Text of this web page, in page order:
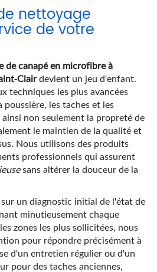
nettoyage
de votre
de canapé en microfibre à
Clairdevient un jeu d'enfant.
techniques les plus avancées
les taches et les
non seulement la propreté de
le maintien de la qualité et
Nous utilisons des produits
professionnels qui assurent
sans altérer la douceur de la
un diagnostic initial de l'état de
minutieusement chaque
zones les plus sollicitées, nous
pour répondre précisément à
d'un entretien régulier ou d'un
pour des taches anciennes,